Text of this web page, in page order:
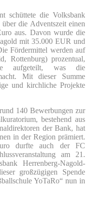
schüttete die Volksbank
die Adventszeit einen
aus. Davon wurde die
mit 35.000 EUR und
Fördermittel werden auf
Rottenburg) prozentual,
aufgeteilt, was die
Mit dieser Summe
und kirchliche Projekte
140 Bewerbungen zur
bestehend aus
der Bank, hat
in der Region prämiert.
durfte auch der FC
am 21.
Herrenberg-Nagold-
großzügigen Spende
YoTaRo“ nun in